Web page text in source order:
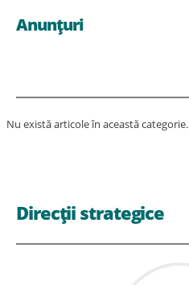
Anunțuri
Nu există articole în această categorie.
Direcții strategice